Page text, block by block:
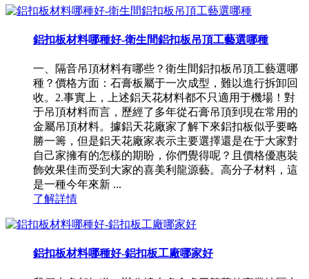
鋁扣板材料哪種好-衛生間鋁扣板吊頂工藝選哪種
一、隔音吊頂材料有哪些？衛生間鋁扣板吊頂工藝選哪
種？價格方面：石膏板屬于一次成型，難以進行拆卸回
收。2.事實上，上述鋁天花材料都不只適用于機場！對
于吊頂材料而言，歷經了多年從石膏吊頂到現在常用的
金屬吊頂材料。據鋁天花廠家了解下來鋁扣板似乎要略
勝一籌，但是鋁天花廠家表示主要選擇還是在于大家對
自己家擁有的怎樣的期盼，你們覺得呢？且價格優惠裝
飾效果佳而受到大家的喜美利龍源藝。高分子材料，這
是一種今年來新 ...
了解詳情
鋁扣板材料哪種好-鋁扣板工廠哪家好